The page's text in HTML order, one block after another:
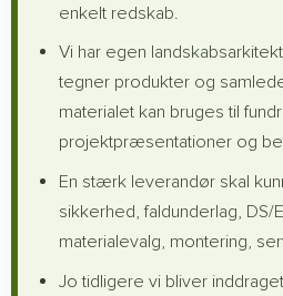
enkelt redskab.
Vi har egen
tegner produkter og
materialet kan bruges til
projektpræsentationer og
En stærk leverandør skal
sikkerhed, faldunderlag, DS/
materialevalg, montering,
Jo tidligere vi bliver